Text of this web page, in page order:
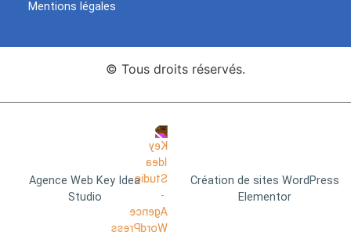
Mentions légales
© Tous droits réservés.
Agence Web Key Idea
Studio
Création de sites WordPress
Elementor